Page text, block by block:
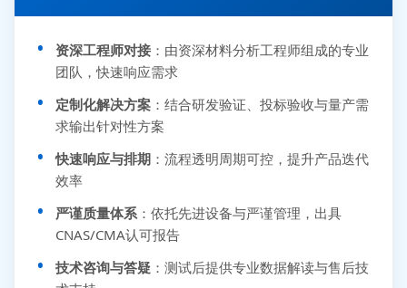
资深工程师对接 ：由资深材料分析工程师组成的专业
团队，快速响应需求
定制化解决方案 ：结合研发验证、投标验收与量产需
求输出针对性方案
快速响应与排期 ：流程透明周期可控，提升产品迭代
效率
严谨质量体系 ：依托先进设备与严谨管理，出具
CNAS/CMA认可报告
技术咨询与答疑 ：测试后提供专业数据解读与售后技